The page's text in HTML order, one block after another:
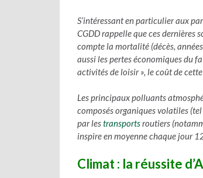
S’intéressant en particulier aux
CGDD rappelle que ces dernières
compte la mortalité (décès,
aussi les pertes économiques du
activités de loisir » , le coût de
Les principaux polluants
composés organiques volatiles
par lestransportsroutiers
inspire en moyenne chaque jour
Climat : la réussite